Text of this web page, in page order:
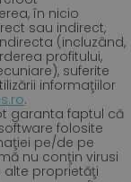
în nicio
sau indirect,
(incluzând,
profitului,
suferite
informaţiilor
.
garanta faptul că
folosite
pe/de pe
nu conţin virusi
proprietăţi